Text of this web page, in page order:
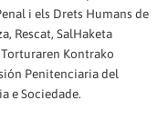
i els Drets Humans de
Rescat, SalHaketa
Kontrako
Penitenciaria del
e Sociedade.